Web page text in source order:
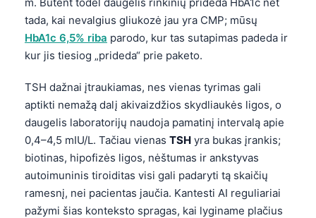
tada, kai nevalgius gliukozė jau yra CMP; mūsų
HbA1c 6,5% riba parodo, kur tas sutapimas padeda ir
kur jis tiesiog „prideda“ prie paketo.
TSH dažnai įtraukiamas, nes vienas tyrimas gali
aptikti nemažą dalį akivaizdžios skydliaukės ligos, o
daugelis laboratorijų naudoja pamatinį intervalą apie
0,4–4,5 mIU/L. Tačiau vienas TSH yra bukas įrankis;
biotinas, hipofizės ligos, nėštumas ir ankstyvas
autoimuninis tiroiditas visi gali padaryti tą skaičių
ramesnį, nei pacientas jaučia. Kantesti AI reguliariai
pažymi šias konteksto spragas, kai lyginame plačius